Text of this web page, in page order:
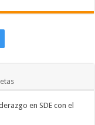
en SDE con el